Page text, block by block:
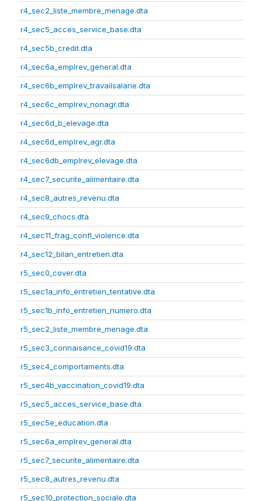
r4_sec2_liste_membre_menage.dta
r4_sec5_acces_service_base.dta
r4_sec5b_credit.dta
r4_sec6a_emplrev_general.dta
r4_sec6b_emplrev_travailsalarie.dta
r4_sec6c_emplrev_nonagr.dta
r4_sec6d_b_elevage.dta
r4_sec6d_emplrev_agr.dta
r4_sec6db_emplrev_elevage.dta
r4_sec7_securite_alimentaire.dta
r4_sec8_autres_revenu.dta
r4_sec9_chocs.dta
r4_sec11_frag_confl_violence.dta
r4_sec12_bilan_entretien.dta
r5_sec0_cover.dta
r5_sec1a_info_entretien_tentative.dta
r5_sec1b_info_entretien_numero.dta
r5_sec2_liste_membre_menage.dta
r5_sec3_connaisance_covid19.dta
r5_sec4_comportaments.dta
r5_sec4b_vaccination_covid19.dta
r5_sec5_acces_service_base.dta
r5_sec5e_education.dta
r5_sec6a_emplrev_general.dta
r5_sec7_securite_alimentaire.dta
r5_sec8_autres_revenu.dta
r5_sec10_protection_sociale.dta